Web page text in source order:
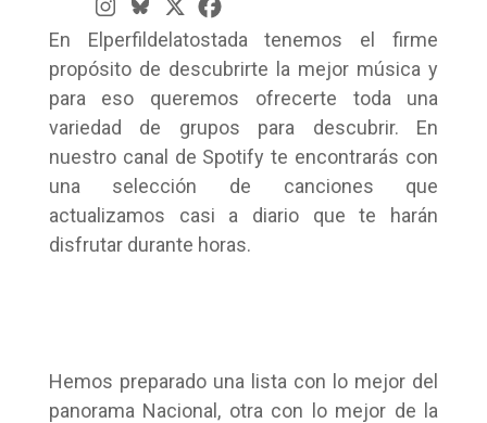
En Elperfildelatostada tenemos el firme
propósito de descubrirte la mejor música y
para eso queremos ofrecerte toda una
variedad de grupos para descubrir. En
nuestro canal de Spotify te encontrarás con
una selección de canciones que
actualizamos casi a diario que te harán
disfrutar durante horas.
Hemos preparado una lista con lo mejor del
panorama Nacional, otra con lo mejor de la